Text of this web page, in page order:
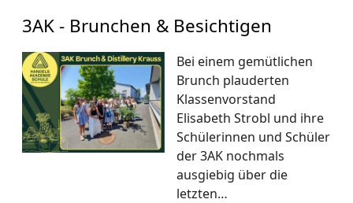
3AK - Brunchen & Besichtigen
Bei einem gemütlichen
Brunch plauderten
Klassenvorstand
Elisabeth Strobl und ihre
Schülerinnen und Schüler
der 3AK nochmals
ausgiebig über die
letzten…